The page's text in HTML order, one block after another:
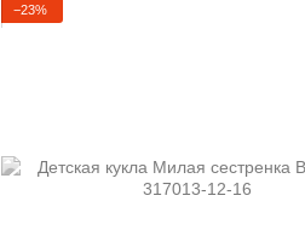
−23%